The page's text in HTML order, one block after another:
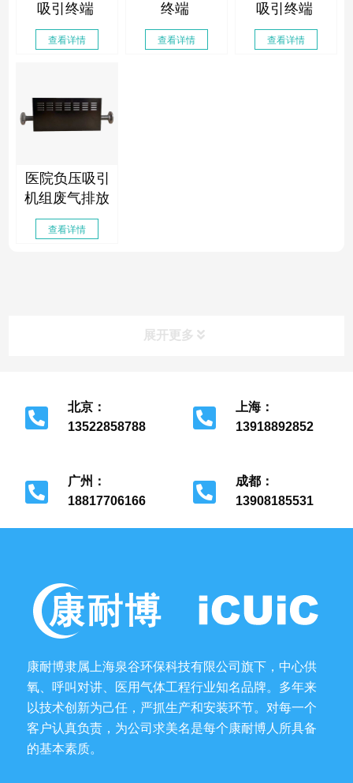
吸引终端
查看详情
终端
查看详情
吸引终端
查看详情
医院负压吸引
机组废气排放
消毒器
查看详情
展开更多
北京：
13522858788
上海：
13918892852
广州：
18817706166
成都：
13908185531
康耐博隶属上海泉谷环保科技有限公司旗下，中心供
氧、呼叫对讲、医用气体工程行业知名品牌。多年来
以技术创新为己任，严抓生产和安装环节。对每一个
客户认真负责，为公司求美名是每个康耐博人所具备
的基本素质。